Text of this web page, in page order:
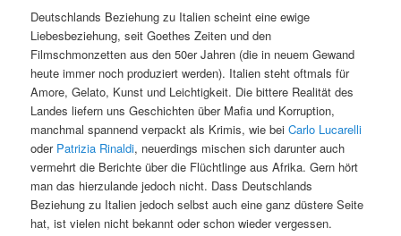
Deutschlands Beziehung zu Italien scheint eine ewige
Liebesbeziehung, seit Goethes Zeiten und den
Filmschmonzetten aus den 50er Jahren (die in neuem Gewand
heute immer noch produziert werden). Italien steht oftmals für
Amore, Gelato, Kunst und Leichtigkeit. Die bittere Realität des
Landes liefern uns Geschichten über Mafia und Korruption,
manchmal spannend verpackt als Krimis, wie beiCarlo Lucarelli
oder Patrizia Rinaldi, neuerdings mischen sich darunter auch
vermehrt die Berichte über die Flüchtlinge aus Afrika. Gern hört
man das hierzulande jedoch nicht. Dass Deutschlands
Beziehung zu Italien jedoch selbst auch eine ganz düstere Seite
hat, ist vielen nicht bekannt oder schon wieder vergessen.